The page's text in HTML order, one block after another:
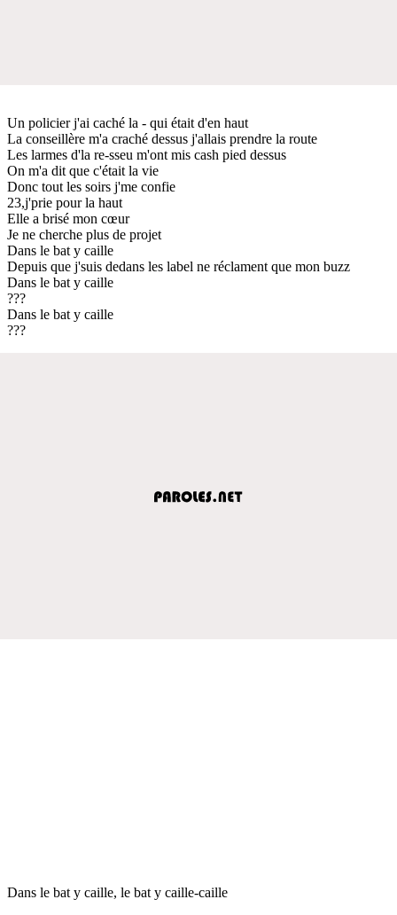
Un policier j'ai caché la - qui était d'en haut
La conseillère m'a craché dessus j'allais prendre la route
Les larmes d'la re-sseu m'ont mis cash pied dessus
On m'a dit que c'était la vie
Donc tout les soirs j'me confie
23,j'prie pour la haut
Elle a brisé mon cœur
Je ne cherche plus de projet
Dans le bat y caille
Depuis que j'suis dedans les label ne réclament que mon buzz
Dans le bat y caille
???
Dans le bat y caille
???
Dans le bat y caille, le bat y caille-caille